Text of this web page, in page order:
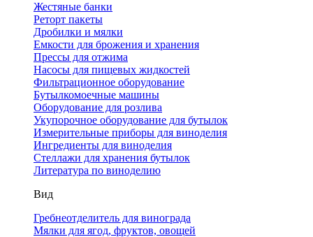
Жестяные банки
Реторт пакеты
Дробилки и мялки
Емкости для брожения и хранения
Прессы для отжима
Насосы для пищевых жидкостей
Фильтрационное оборудование
Бутылкомоечные машины
Оборудование для розлива
Укупорочное оборудование для бутылок
Измерительные приборы для виноделия
Ингредиенты для виноделия
Стеллажи для хранения бутылок
Литература по виноделию
Вид
Гребнеотделитель для винограда
Мялки для ягод, фруктов, овощей